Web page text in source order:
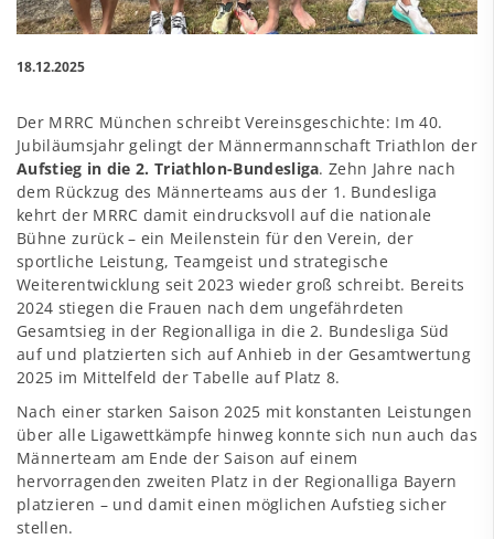
18.12.2025
Der MRRC München schreibt Vereinsgeschichte: Im 40.
Jubiläumsjahr gelingt der Männermannschaft Triathlon der
Aufstieg in die 2. Triathlon-Bundesliga. Zehn Jahre nach
dem Rückzug des Männerteams aus der 1. Bundesliga
kehrt der MRRC damit eindrucksvoll auf die nationale
Bühne zurück – ein Meilenstein für den Verein, der
sportliche Leistung, Teamgeist und strategische
Weiterentwicklung seit 2023 wieder groß schreibt. Bereits
2024 stiegen die Frauen nach dem ungefährdeten
Gesamtsieg in der Regionalliga in die 2. Bundesliga Süd
auf und platzierten sich auf Anhieb in der Gesamtwertung
2025 im Mittelfeld der Tabelle auf Platz 8.
Nach einer starken Saison 2025 mit konstanten Leistungen
über alle Ligawettkämpfe hinweg konnte sich nun auch das
Männerteam am Ende der Saison auf einem
hervorragenden zweiten Platz in der Regionalliga Bayern
platzieren – und damit einen möglichen Aufstieg sicher
stellen.